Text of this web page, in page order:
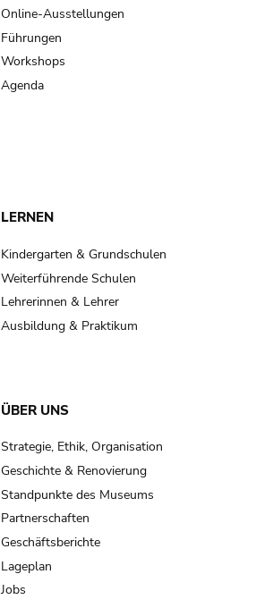
Online-Ausstellungen
Führungen
Workshops
Agenda
LERNEN
Kindergarten & Grundschulen
Weiterführende Schulen
Lehrerinnen & Lehrer
Ausbildung & Praktikum
ÜBER UNS
Strategie, Ethik, Organisation
Geschichte & Renovierung
Standpunkte des Museums
Partnerschaften
Geschäftsberichte
Lageplan
Jobs